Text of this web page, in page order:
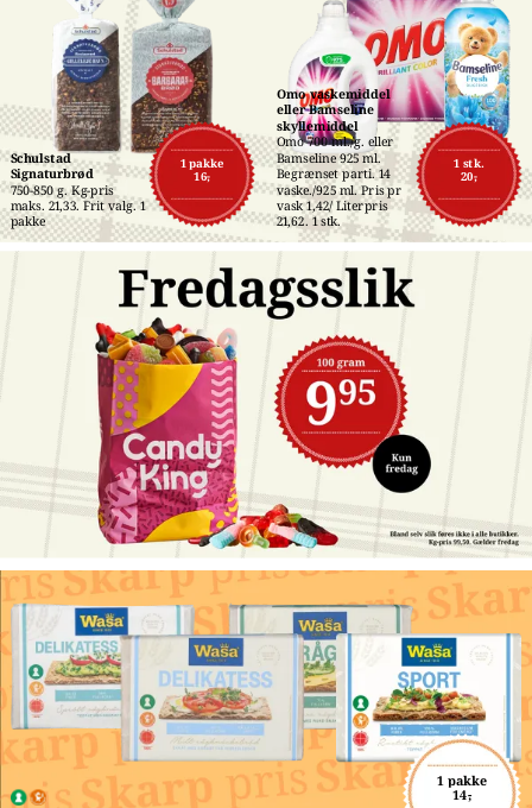
1 pakke
16,-
Schulstad
Signaturbrød
750-850 g. Kg-pris
maks. 21,33. Frit valg. 1
pakke
1 stk.
20,-
Omo vaskemiddel
eller Bamseline
skyllemiddel
Omo 700 ml./g. eller
Bamseline 925 ml.
Begrænset parti. 14
vaske./925 ml. Pris pr
vask 1,42/ Literpris
21,62. 1 stk.
1 pakke
14,-